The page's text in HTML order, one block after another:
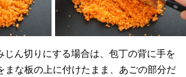
じん切りにする場合は、包丁の背に手を
まな板の上に付けたまま、あごの部分だ